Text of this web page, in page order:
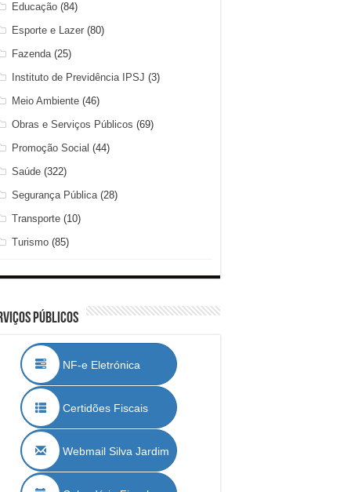
Educação(84)
Esporte e Lazer(80)
Fazenda(25)
Instituto de Previdência IPSJ (3)
Meio Ambiente(46)
Obras e Serviços Públicos (69)
Promoção Social (44)
Saúde(322)
Segurança Pública(28)
Transporte(10)
Turismo(85)
Públicos
NF-e Eletrónica
Certidões Fiscais
Webmail Silva Jardim